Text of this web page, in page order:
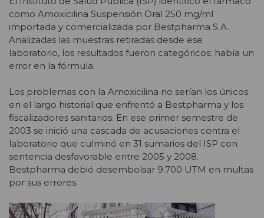
como Amoxicilina Suspensión Oral 250 mg/ml
importada y comercializada por Bestpharma S.A.
Analizadas las muestras retiradas desde ese
laboratorio, los resultados fueron categóricos: había un
error en la fórmula.
Los problemas con la Amoxicilina no serían los únicos
en el largo historial que enfrentó a Bestpharma y los
fiscalizadores sanitarios. En ese primer semestre de
2003 se inició una cascada de acusaciones contra el
laboratorio que culminó en 31 sumarios del ISP con
sentencia desfavorable entre 2005 y 2008.
Bestpharma debió desembolsar 9.700 UTM en multas
por sus errores.